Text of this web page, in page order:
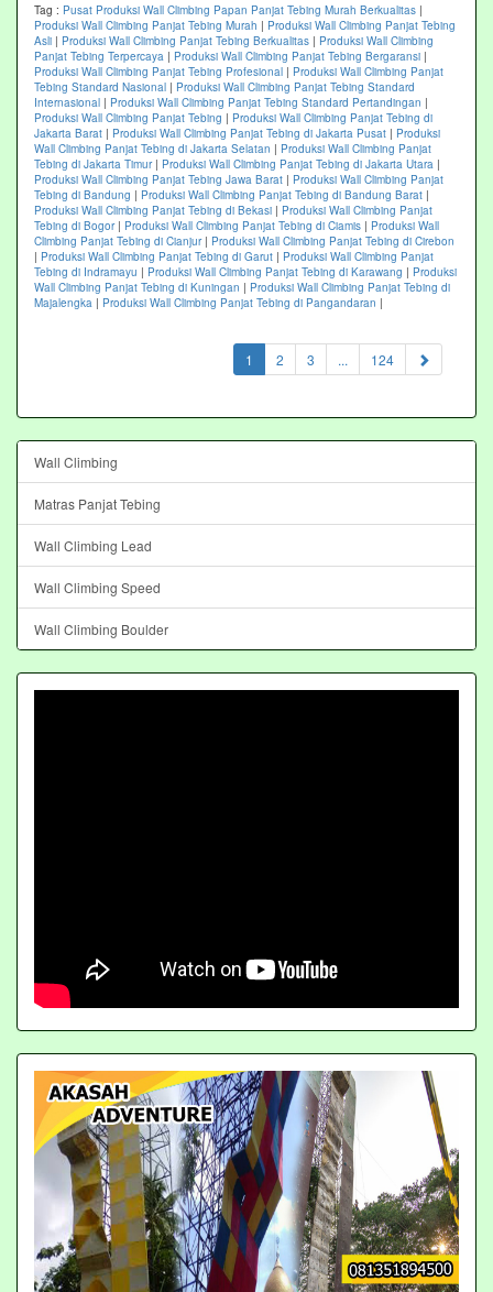
Tag : Pusat Produksi Wall Climbing Papan Panjat Tebing Murah Berkualitas |
Produksi Wall Climbing Panjat Tebing Murah | Produksi Wall Climbing Panjat Tebing
Asli | Produksi Wall Climbing Panjat Tebing Berkualitas | Produksi Wall Climbing
Panjat Tebing Terpercaya | Produksi Wall Climbing Panjat Tebing Bergaransi |
Produksi Wall Climbing Panjat Tebing Profesional | Produksi Wall Climbing Panjat
Tebing Standard Nasional | Produksi Wall Climbing Panjat Tebing Standard
Internasional | Produksi Wall Climbing Panjat Tebing Standard Pertandingan |
Produksi Wall Climbing Panjat Tebing | Produksi Wall Climbing Panjat Tebing di
Jakarta Barat | Produksi Wall Climbing Panjat Tebing di Jakarta Pusat | Produksi
Wall Climbing Panjat Tebing di Jakarta Selatan | Produksi Wall Climbing Panjat
Tebing di Jakarta Timur| Produksi Wall Climbing Panjat Tebing di Jakarta Utara |
Produksi Wall Climbing Panjat Tebing Jawa Barat | Produksi Wall Climbing Panjat
Tebing di Bandung | Produksi Wall Climbing Panjat Tebing di Bandung Barat |
Produksi Wall Climbing Panjat Tebing di Bekasi | Produksi Wall Climbing Panjat
Tebing di Bogor| Produksi Wall Climbing Panjat Tebing di Ciamis | Produksi Wall
Climbing Panjat Tebing di Cianjur| Produksi Wall Climbing Panjat Tebing di Cirebon
| Produksi Wall Climbing Panjat Tebing di Garut | Produksi Wall Climbing Panjat
Tebing di Indramayu | Produksi Wall Climbing Panjat Tebing di Karawang | Produksi
Wall Climbing Panjat Tebing di Kuningan | Produksi Wall Climbing Panjat Tebing di
Majalengka | Produksi Wall Climbing Panjat Tebing di Pangandaran |
1 (current)
2 3 ... 124
Wall Climbing
Matras Panjat Tebing
Wall Climbing Lead
Wall Climbing Speed
Wall Climbing Boulder